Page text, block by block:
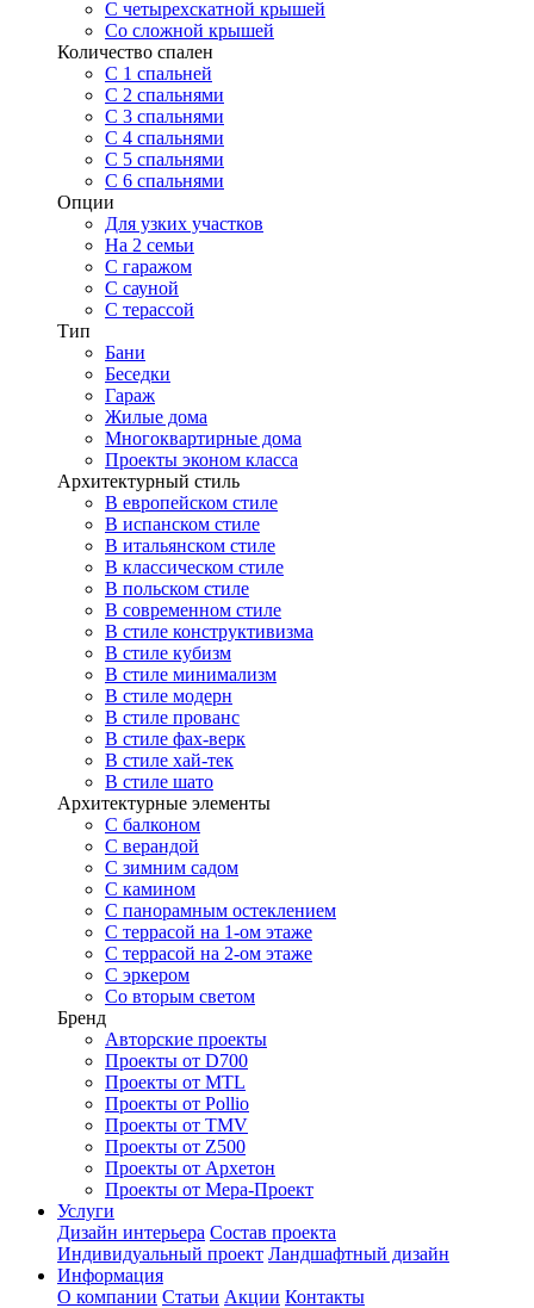
С четырехскатной крышей
Со сложной крышей
Количество спален
С 1 спальней
С 2 спальнями
С 3 спальнями
С 4 спальнями
С 5 спальнями
С 6 спальнями
Опции
Для узких участков
На 2 семьи
С гаражом
С сауной
С терассой
Тип
Бани
Беседки
Гараж
Жилые дома
Многоквартирные дома
Проекты эконом класса
Архитектурный стиль
В европейском стиле
В испанском стиле
В итальянском стиле
В классическом стиле
В польском стиле
В современном стиле
В стиле конструктивизма
В стиле кубизм
В стиле минимализм
В стиле модерн
В стиле прованс
В стиле фах-верк
В стиле хай-тек
В стиле шато
Архитектурные элементы
С балконом
С верандой
С зимним садом
С камином
С панорамным остеклением
С террасой на 1-ом этаже
С террасой на 2-ом этаже
С эркером
Со вторым светом
Бренд
Авторские проекты
Проекты от D700
Проекты от MTL
Проекты от Pollio
Проекты от TMV
Проекты от Z500
Проекты от Архетон
Проекты от Мера-Проект
Услуги
Дизайн интерьера Состав проекта
Индивидуальный проект Ландшафтный дизайн
Информация
О компании Статьи Акции Контакты